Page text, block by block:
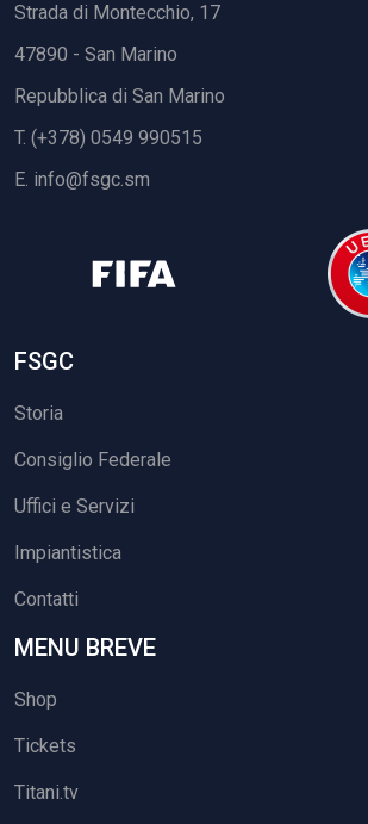
Strada di Montecchio, 17
47890 - San Marino
Repubblica di San Marino
T. (+378) 0549 990515
E. info@fsgc.sm
FSGC
Storia
Consiglio Federale
Uffici e Servizi
Impiantistica
Contatti
MENU BREVE
Shop
Tickets
Titani.tv